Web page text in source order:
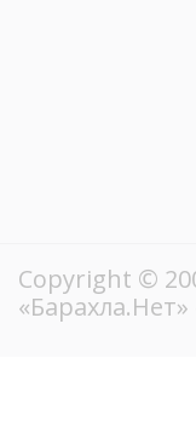
Copyright ©
«Барахла.Нет»